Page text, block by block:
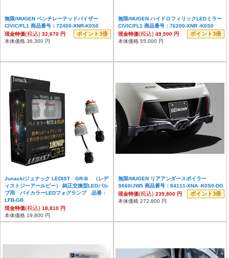
無限/MUGEN ベンチレーテッドバイザー
CIVIC/FL1 商品番号：72400-XNR-K0S0
現金特価(税込) 32,670 円 ポイント3倍
本体価格 36,300 円
無限/MUGEN ハイドロフィリックLEDミラー
CIVIC/FL1 商品番号：76200-XNR -K0S0
現金特価(税込) 49,500 円 ポイント3倍
本体価格 55,000 円
Junack/ジュナック LEDIST GR-B （レデ
ィストジーアールビー） 純正交換型LEDバル
ブ用 バイカラーLEDフォグランプ 品番：
LFB-GB
現金特価(税込) 18,810 円
本体価格 19,800 円
無限/MUGEN リアアンダースポイラー
S660/JW5 商品番号：84111-XNA -K0S0-DG
現金特価(税込) 239,800 円 ポイント3倍
本体価格 272,800 円